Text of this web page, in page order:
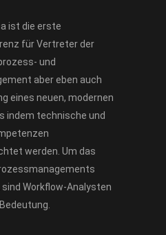
ist die erste
für Vertreter der
und
aber eben auch
eines neuen, modernen
indem technische und
werden. Um das
Workflow-Analysten